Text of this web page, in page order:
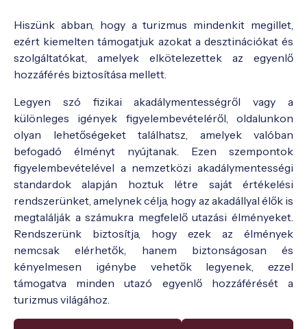
Hiszünk abban, hogy a turizmus mindenkit megillet,
ezért kiemelten támogatjuk azokat a desztinációkat és
szolgáltatókat, amelyek elkötelezettek az egyenlő
hozzáférés biztosítása mellett.
Legyen szó fizikai akadálymentességről vagy a
különleges igények figyelembevételéről, oldalunkon
olyan lehetőségeket találhatsz, amelyek valóban
befogadó élményt nyújtanak. Ezen szempontok
figyelembevételével a nemzetközi akadálymentességi
standardok alapján hoztuk létre saját értékelési
rendszerünket, amelynek célja, hogy az akadállyal élők is
megtalálják a számukra megfelelő utazási élményeket.
Rendszerünk biztosítja, hogy ezek az élmények
nemcsak elérhetők, hanem biztonságosan és
kényelmesen igénybe vehetők legyenek, ezzel
támogatva minden utazó egyenlő hozzáférését a
turizmus világához.